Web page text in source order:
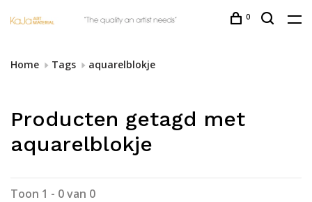
0
Home Tags aquarelblokje
Producten getagd met
aquarelblokje
Toon 1 - 0 van 0